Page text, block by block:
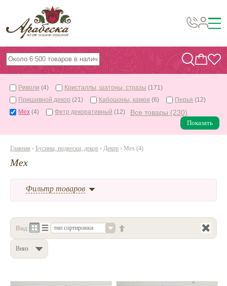
Бусины, подвески, декор
Бисер
Вышивка украшений
Фурнитура
Инструменты и материалы
Эпоксидная смола
Шнуры, ленты, нитки
По темам и сезонам
Бисер TOHO
Нетемнеющая фурнитура
Всё для вышивки
Проволока
Риволи (4) Кристаллы, шатоны, стразы (171)
Пришивной декор (21) Кабошоны, камеи (6) Перья (12)
Мех (4) Фетр декоративный (12) Все товары (230)
Показать
Главная › Бусины, подвески, декор › Декор › Мех (4)
Мех
Фильтр товаров
Вид: тип сортировки
Вниз